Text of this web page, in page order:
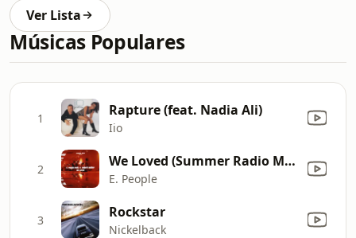
Ver Lista
Músicas Populares
1 Rapture (feat. Nadia Ali)
Iio
2 We Loved (Summer Radio Mix1)
E. People
3 Rockstar
Nickelback